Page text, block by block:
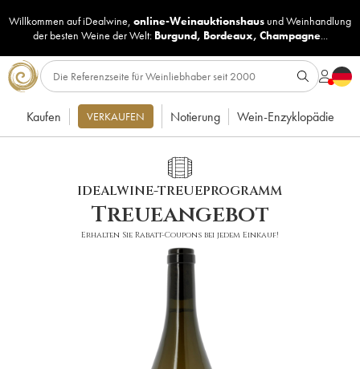
Willkommen auf iDealwine, online-Weinauktionshaus undWeinhandlung
der besten Weine der Welt: Burgund, Bordeaux, Champagne...
Kaufen VERKAUFEN Notierung Wein-Enzyklopädie
IDEALWINE-TREUEPROGRAMM
Treueangebot
Erhalten Sie Rabatt-Coupons bei jedem Einkauf!